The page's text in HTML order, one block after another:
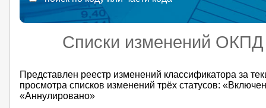
Списки изменений
Представлен реестр изменений классификатора за
просмотра списков изменений трёх статусов:
«Аннулировано»